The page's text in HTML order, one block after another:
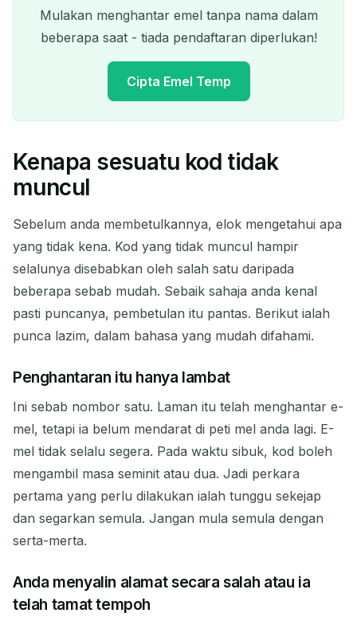
Mulakan menghantar emel tanpa nama dalam
beberapa saat - tiada pendaftaran diperlukan!
Cipta Emel Temp
Alamat Emel Sementara
Salin QR
Segar seterusnya dalam15detik
PENGIRIM SUBJEK TINDAKAN
Kenapa sesuatu kod tidak
muncul
Sebelum anda membetulkannya, elok mengetahui apa
yang tidak kena. Kod yang tidak muncul hampir
selalunya disebabkan oleh salah satu daripada
beberapa sebab mudah. Sebaik sahaja anda kenal
pasti puncanya, pembetulan itu pantas. Berikut ialah
punca lazim, dalam bahasa yang mudah difahami.
Penghantaran itu hanya lambat
Ini sebab nombor satu. Laman itu telah menghantar e-
mel, tetapi ia belum mendarat di peti mel anda lagi. E-
mel tidak selalu segera. Pada waktu sibuk, kod boleh
mengambil masa seminit atau dua. Jadi perkara
pertama yang perlu dilakukan ialah tunggu sekejap
dan segarkan semula. Jangan mula semula dengan
serta-merta.
Anda menyalin alamat secara salah atau ia
telah tamat tempoh